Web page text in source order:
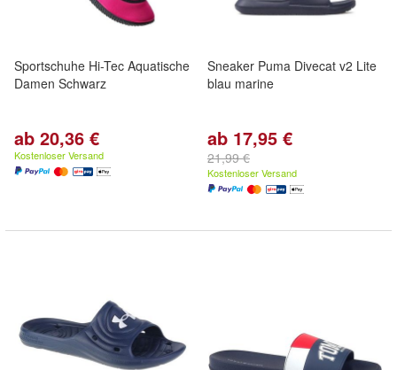
Sportschuhe Hi-Tec Aquatische
Damen Schwarz
ab 20,36 €
Kostenloser Versand
Sneaker Puma Divecat v2 Lite
blau marine
ab 17,95 €
21,99 €
Kostenloser Versand